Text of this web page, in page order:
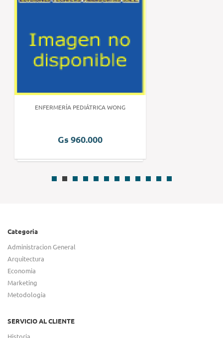
ENFERMERÍA PEDIÁTRICA WONG
Gs 960.000
Categoria
Administracion General
Arquitectura
Economia
Marketing
Metodologia
SERVICIO AL CLIENTE
Historia